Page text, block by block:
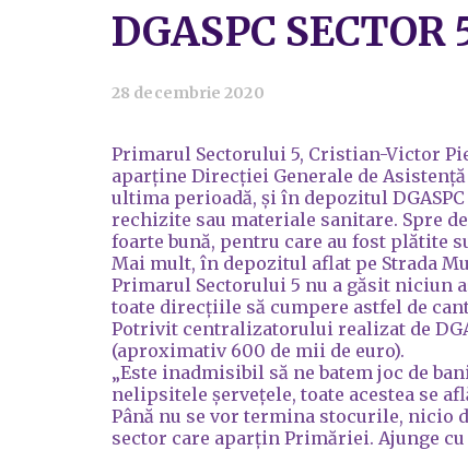
DGASPC SECTOR
28 decembrie 2020
Primarul Sectorului 5, Cristian-Victor
aparține Direcției Generale de
ultima perioadă, și în depozitul
rechizite sau materiale sanitare. Spre
foarte bună, pentru care au fost plătite
Mai mult, în depozitul aflat pe Strada
Primarul Sectorului 5 nu a găsit niciun
toate direcțiile să cumpere astfel de
Potrivit centralizatorului realizat de
(aproximativ 600 de mii de euro).
„Este inadmisibil să ne batem joc de
nelipsitele șervețele, toate acestea se
Până nu se vor termina stocurile, nicio
sector care aparțin Primăriei. Ajunge